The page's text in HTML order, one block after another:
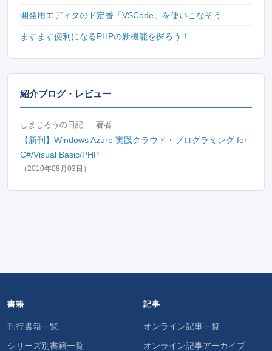
開発用エディタのド定番「VSCode」を使いこなそう
ますます便利になるPHPの新機能を探ろう！
紹介ブログ・レビュー
しまじろうの日記 — 著者
【新刊】Windows Azure 実践クラウド・プログラミング for
C#/Visual Basic/PHP
（2010年08月03日）
書籍
刊行書籍一覧
シリーズ別書籍一覧
記事
オンライン記事一覧
オンライン記事アーカイブ